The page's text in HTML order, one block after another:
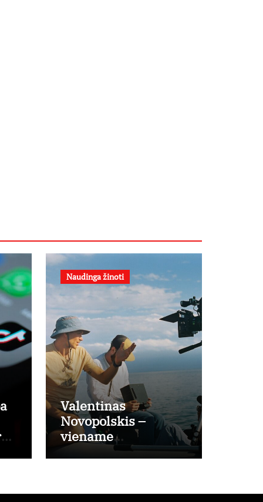
Naudinga žinoti
Valentinas
Novopolskis –
viename
pagrindinių
„Nugalėtoja“: